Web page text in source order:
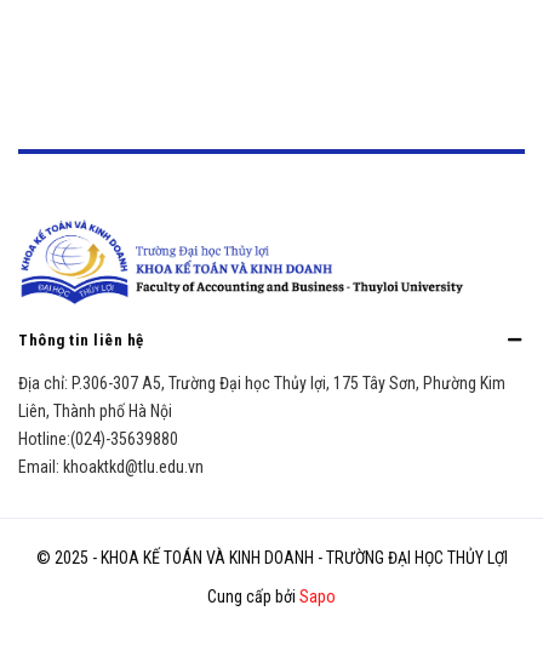
Thông tin liên hệ
Địa chỉ: P.306-307 A5, Trường Đại học Thủy lợi, 175 Tây Sơn, Phường Kim
Liên, Thành phố Hà Nội
Hotline:(024)-35639880
Email: khoaktkd@tlu.edu.vn
© 2025 - KHOA KẾ TOÁN VÀ KINH DOANH - TRƯỜNG ĐẠI HỌC THỦY LỢI
Cung cấp bởi Sapo